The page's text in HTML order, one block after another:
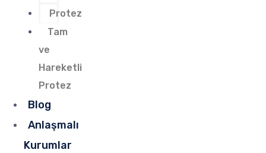
Protez
Tam
ve
Hareketli
Protez
Blog
Anlaşmalı
Kurumlar